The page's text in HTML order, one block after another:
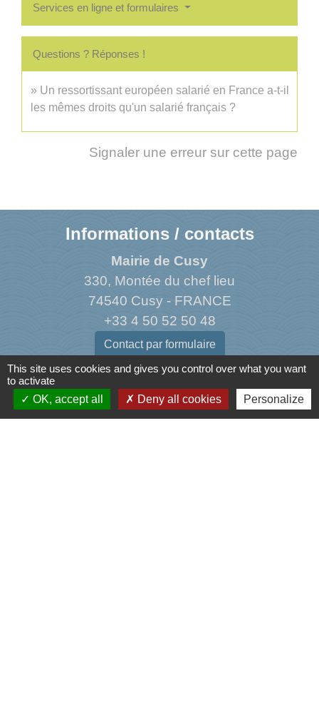
Services en ligne et formulaires
Questions ? Réponses !
Un ressortissant européen salarié en France a-t-il
les mêmes droits qu'un salarié français ?
Signaler une erreur sur cette page
Informations / contacts
Mairie de Cusy
330, Montée du chef lieu
74540 Cusy - FRANCE
+33 4 50 52 50 48
Contact par formulaire
This site uses cookies and gives you control over what you want
to activate
OK, accept all
Deny all cookies Personalize